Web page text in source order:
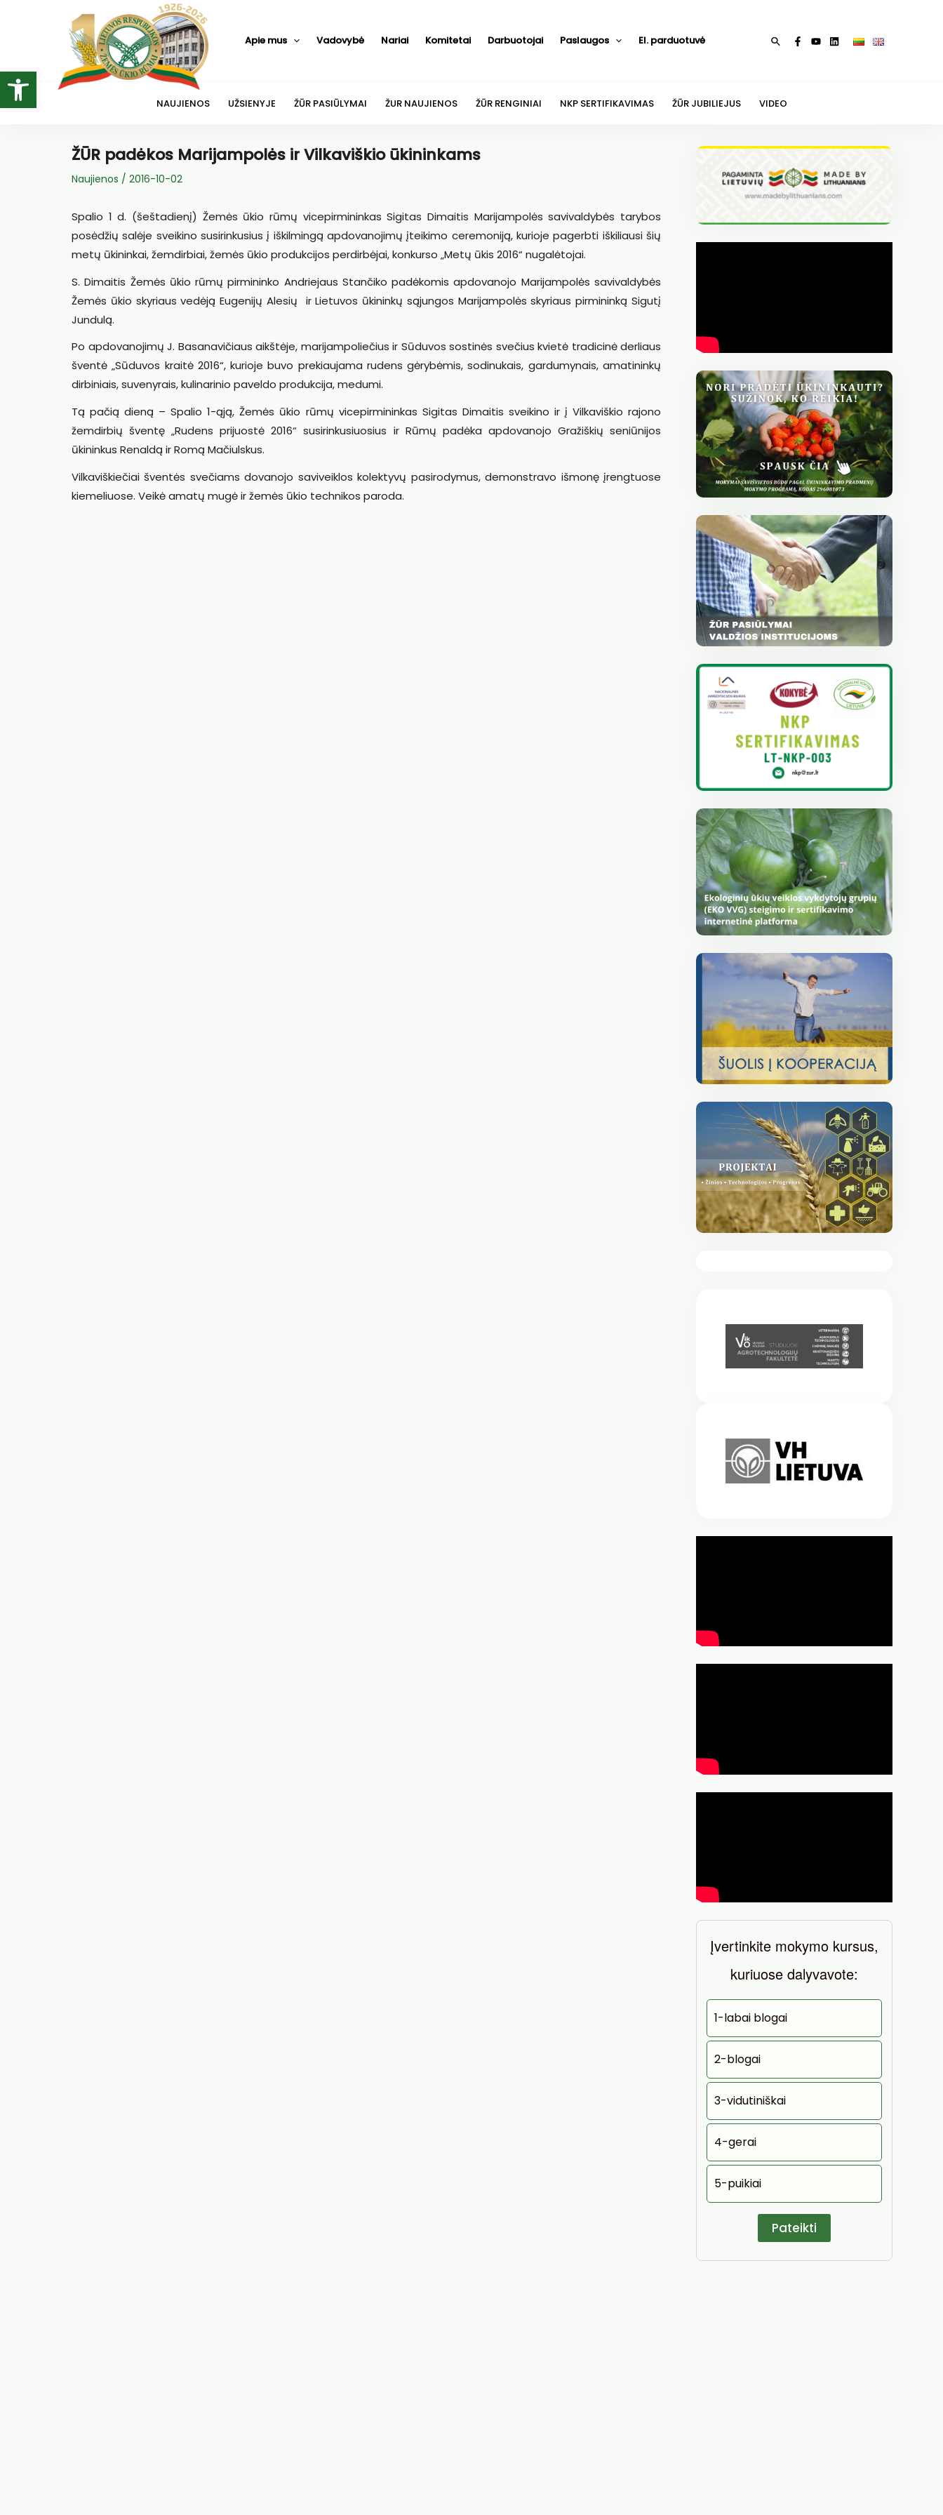
Open toolbar
Apie mus Vadovybė Nariai Komitetai Darbuotojai Paslaugos El. parduotuvė Paieška
NAUJIENOS UŽSIENYJE ŽŪR PASIŪLYMAI ŽUR NAUJIENOS ŽŪR RENGINIAI NKP SERTIFIKAVIMAS ŽŪR JUBILIEJUS VIDEO
ŽŪR padėkos Marijampolės ir Vilkaviškio ūkininkams
Naujienos / 2016-10-02
Spalio 1 d. (šeštadienį) Žemės ūkio rūmų vicepirmininkas Sigitas Dimaitis Marijampolės savivaldybės tarybos
posėdžių salėje sveikino susirinkusius į iškilmingą apdovanojimų įteikimo ceremoniją, kurioje pagerbti iškiliausi šių
metų ūkininkai, žemdirbiai, žemės ūkio produkcijos perdirbėjai, konkurso „Metų ūkis 2016“ nugalėtojai.
S. Dimaitis Žemės ūkio rūmų pirmininko Andriejaus Stančiko padėkomis apdovanojo Marijampolės savivaldybės
Žemės ūkio skyriaus vedėją Eugenijų Alesių ir Lietuvos ūkininkų sąjungos Marijampolės skyriaus pirmininką Sigutį
Jundulą.
Po apdovanojimų J. Basanavičiaus aikštėje, marijampoliečius ir Sūduvos sostinės svečius kvietė tradicinė derliaus
šventė „Sūduvos kraitė 2016“, kurioje buvo prekiaujama rudens gėrybėmis, sodinukais, gardumynais, amatininkų
dirbiniais, suvenyrais, kulinarinio paveldo produkcija, medumi.
Tą pačią dieną – Spalio 1-ąją, Žemės ūkio rūmų vicepirmininkas Sigitas Dimaitis sveikino ir į Vilkaviškio rajono
žemdirbių šventę „Rudens prijuostė 2016“ susirinkusiuosius ir Rūmų padėka apdovanojo Gražiškių seniūnijos
ūkininkus Renaldą ir Romą Mačiulskus.
Vilkaviškiečiai šventės svečiams dovanojo saviveiklos kolektyvų pasirodymus, demonstravo išmonę įrengtuose
kiemeliuose. Veikė amatų mugė ir žemės ūkio technikos paroda.
Įvertinkite mokymo kursus,
kuriuose dalyvavote:
1-labai blogai
2-blogai
3-vidutiniškai
4-gerai
5-puikiai